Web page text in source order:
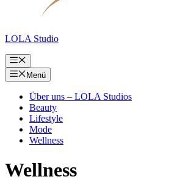
LOLA Studio
Menü
Menü
Über uns – LOLA Studios
Beauty
Lifestyle
Mode
Wellness
Wellness